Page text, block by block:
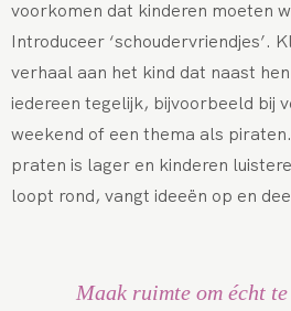
voorkomen dat kinderen moeten
Introduceer ‘schoudervriendjes’.
verhaal aan het kind dat naast
iedereen tegelijk, bijvoorbeeld bij
weekend of een thema als
praten is lager en kinderen
loopt rond, vangt ideeën op en
Maak ruimte om écht